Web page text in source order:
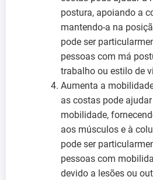
postura, apoiando a
mantendo-a na
pode ser
pessoas com má
trabalho ou estilo de
Aumenta a
as costas pode
mobilidade,
aos músculos e à
pode ser
pessoas com
devido a lesões ou